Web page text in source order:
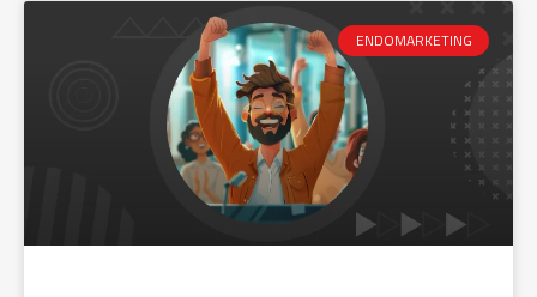
ENDOMARKETING